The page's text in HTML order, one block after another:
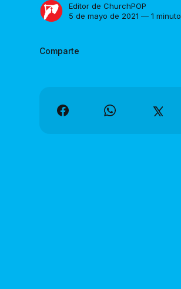
Editor de ChurchPOP
5 de mayo de 2021 — 1 minuto
Comparte